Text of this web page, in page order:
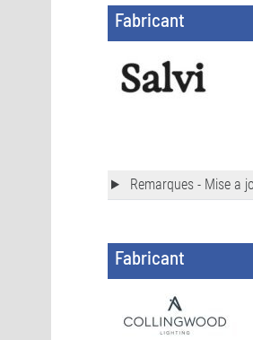
Fabricant
Remarques - Mise a
Fabricant